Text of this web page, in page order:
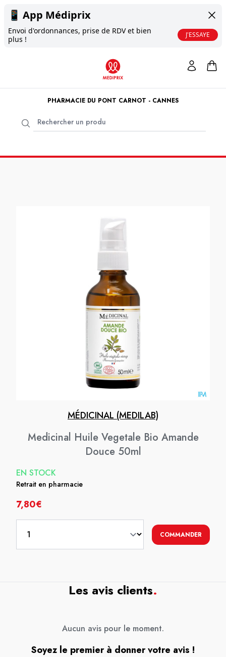
📱 App Médiprix
Envoi d'ordonnances, prise de RDV et bien
plus !
J'ESSAYE
PHARMACIE DU PONT CARNOT - CANNES
MÉDICINAL (MEDILAB)
Medicinal Huile Vegetale Bio Amande
Douce 50ml
EN STOCK
Retrait en pharmacie
7,80€
COMMANDER
Les avis clients.
Aucun avis pour le moment.
Soyez le premier à donner votre avis !